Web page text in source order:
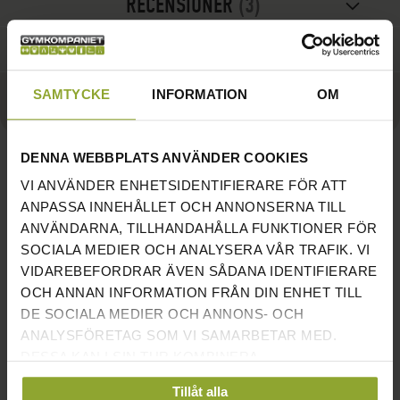
SAMTYCKE INFORMATION OM
DENNA WEBBPLATS ANVÄNDER COOKIES
VI ANVÄNDER ENHETSIDENTIFIERARE FÖR ATT
ANPASSA INNEHÅLLET OCH ANNONSERNA TILL
ANVÄNDARNA, TILLHANDAHÅLLA FUNKTIONER FÖR
SOCIALA MEDIER OCH ANALYSERA VÅR TRAFIK. VI
VIDAREBEFORDRAR ÄVEN SÅDANA IDENTIFIERARE
OCH ANNAN INFORMATION FRÅN DIN ENHET TILL
DE SOCIALA MEDIER OCH ANNONS- OCH
ANALYSFÖRETAG SOM VI SAMARBETAR MED.
INFORMATIONEN MED ANNAN INFORMATION SOM
Tillåt alla
RECENSIONER 3
ÖNSKA JÄMFÖR
MASTER FITNESS BOXNINGSSÄCK
35KG SVART
En mycket prisvärd boxningssäck från Master Fitness.
Väger 35kg och kommer i slitstarkt konstläder för tuff
användning.
uppskattad träningsform och med denna boxningssäck